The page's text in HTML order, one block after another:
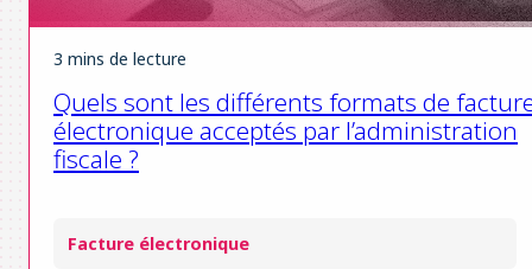
3 mins de lecture
Quels sont les différents formats de
électronique acceptés par l’administration
fiscale ?
Facture électronique